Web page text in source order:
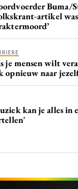
Buma/
artikel
je mensen wilt
opnieuw naar
kan je alles in